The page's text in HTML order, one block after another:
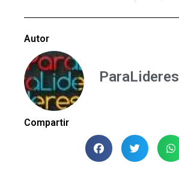
Autor
ParaLideres
Compartir